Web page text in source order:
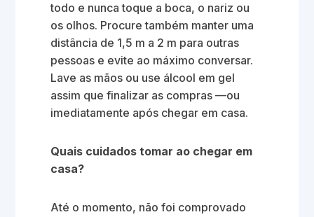
todo e nunca toque a boca, o nariz ou
os olhos. Procure também manter uma
distância de 1,5 m a 2 m para outras
pessoas e evite ao máximo conversar.
Lave as mãos ou use álcool em gel
assim que finalizar as compras —ou
imediatamente após chegar em casa.
Quais cuidados tomar ao chegar em
casa?
Até o momento, não foi comprovado